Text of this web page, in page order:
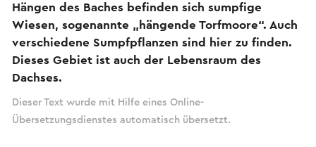
Hängen des Baches befinden sich sumpfige
Wiesen, sogenannte „hängende Torfmoore“. Auch
verschiedene Sumpfpflanzen sind hier zu finden.
Dieses Gebiet ist auch der Lebensraum des
Dachses.
Dieser Text wurde mit Hilfe eines Online-
Übersetzungsdienstes automatisch übersetzt.